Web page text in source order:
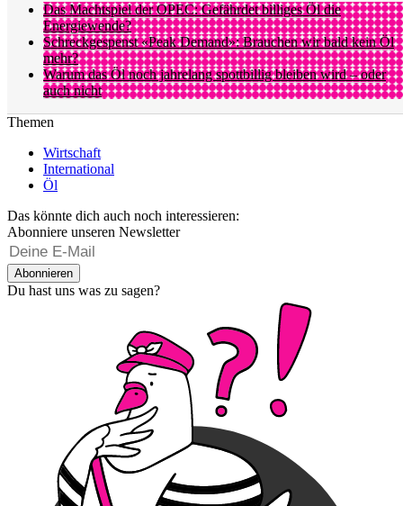
Das Machtspiel der OPEC: Gefährdet billiges Öl die
Energiewende?
Schreckgespenst «Peak Demand»: Brauchen wir bald kein Öl
mehr?
Warum das Öl noch jahrelang spottbillig bleiben wird – oder
auch nicht
Themen
Wirtschaft
International
Öl
Das könnte dich auch noch interessieren:
Abonniere unseren Newsletter
Abonnieren
Du hast uns was zu sagen?